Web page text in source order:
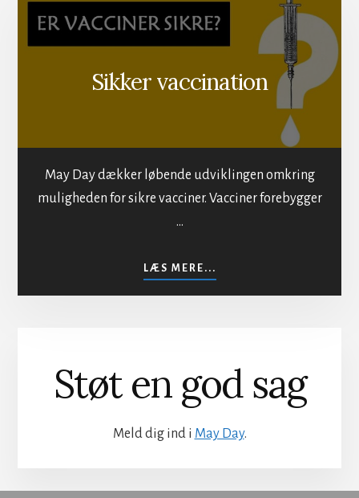
Sikker vaccination
May Day dækker løbende udviklingen omkring
muligheden for sikre vacciner. Vacciner forebygger
…
LÆS MERE...
SIKKER
Støt en god sag
Meld dig ind i May Day.